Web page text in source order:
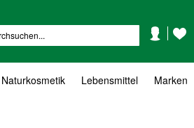
Konto
Naturkosmetik Lebensmittel Marken